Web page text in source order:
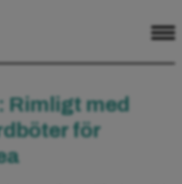
Rimligt med
för